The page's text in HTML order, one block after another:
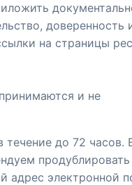
доверенность
на страницы
и не
до 72 часов.
продублировать
адрес электронной